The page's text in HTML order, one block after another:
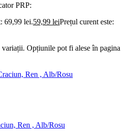
PRP:
69,99 lei.59,99 leiPrețul curent este:
Opțiunile pot fi alese în pagina
Ren , Alb/Rosu